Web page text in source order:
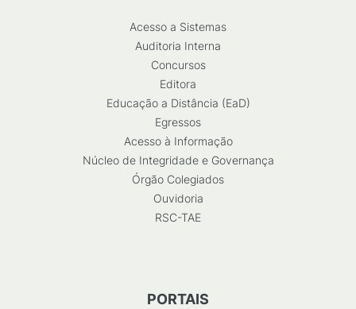
Acesso a Sistemas
Auditoria Interna
Concursos
Editora
Educação a Distância (EaD)
Egressos
Acesso à Informação
Núcleo de Integridade e Governança
Órgão Colegiados
Ouvidoria
RSC-TAE
PORTAIS